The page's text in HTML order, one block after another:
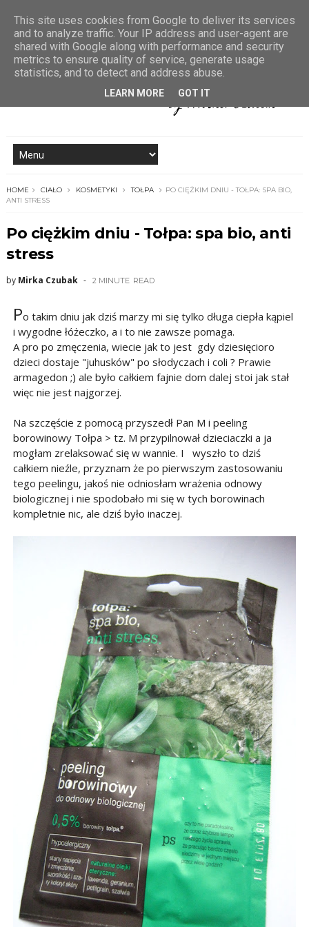
HOME CIAŁO KOSMETYKI TOŁPA
PO CIĘŻKIM DNIU - TOŁPA: SPA BIO,
ANTI STRESS
Po ciężkim dniu - Tołpa: spa bio, anti
stress
by Mirka Czubak 2 MINUTE READ
Po takim dniu jak dziś marzy mi się tylko długa ciepła kąpiel
i wygodne łóżeczko, a i to nie zawsze pomaga.
A pro po zmęczenia, wiecie jak to jest gdy dziesięcioro
dzieci dostaje "juhusków" po słodyczach i coli ? Prawie
armagedon ;) ale było całkiem fajnie dom dalej stoi jak stał
więc nie jest najgorzej.
Na szczęście z pomocą przyszedł Pan M i peeling
borowinowy Tołpa > tz. M przypilnował dzieciaczki a ja
mogłam zrelaksować się w wannie. I wyszło to dziś
całkiem nieźle, przyznam że po pierwszym zastosowaniu
tego peelingu, jakoś nie odniosłam wrażenia odnowy
biologicznej i nie spodobało mi się w tych borowinach
kompletnie nic, ale dziś było inaczej.
This site uses cookies from Google to deliver its services
and to analyze traffic. Your IP address and user-agent are
shared with Google along with performance and security
metrics to ensure quality of service, generate usage
statistics, and to detect and address abuse.
LEARN MORE GOT IT